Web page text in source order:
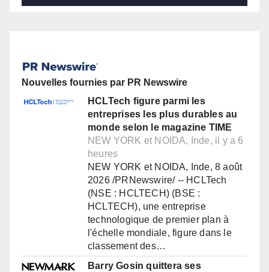
Nouvelles fournies par PR Newswire
HCLTech figure parmi les
entreprises les plus durables au
monde selon le magazine TIME
NEW YORK et NOIDA, Inde, il y a 6
heures
NEW YORK et NOIDA, Inde, 8 août
2026 /PRNewswire/ -- HCLTech
(NSE : HCLTECH) (BSE :
HCLTECH), une entreprise
technologique de premier plan à
l'échelle mondiale, figure dans le
classement des…
Barry Gosin quittera ses